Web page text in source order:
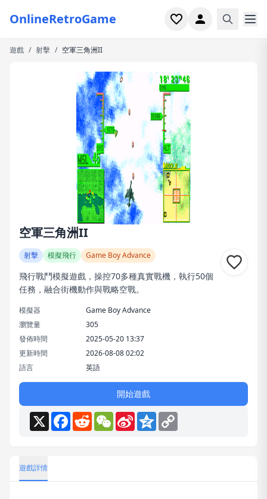
OnlineRetroGame
首頁
遊戲專題
最近玩過
遊戲 / 射擊 / 空軍三角洲II
空軍三角洲II
射擊 模擬飛行 Game Boy Advance
飛行戰鬥模擬遊戲，操控70多種真實戰機，執行50個
任務，融合街機動作與戰略空戰。
模擬器
Game Boy Advance
瀏覽量
305
發佈時間
2025-05-20 13:37
更新時間
2026-08-08 02:02
語言
英語
開始遊戲
X Facebook
RedditWeChat
Sina
Weibo
Qzone
遊戲詳情